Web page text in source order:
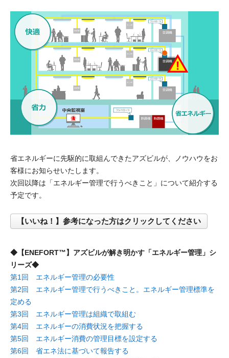
省エネルギーに先駆的に取組んできたアズビルが、ノウハウをお
客様にお知らせいたします。
次回以降は「エネルギー管理で行うべきこと」について紹介する
予定です。
【いいね！】参考になった方はクリックしてください
◆【ENEFORT™】アズビルが解き明かす「エネルギー管理」シ
リーズ◆
第1回 エネルギー管理の必要性
第2回 エネルギー管理で行うべきこと。エネルギー管理標準を
定める
第3回 エネルギー管理は組織で取組む
第4回 エネルギーの消費状況を把握する
第5回 エネルギー消費の管理目標を設定する
第6回 省エネ法に基づいて報告する